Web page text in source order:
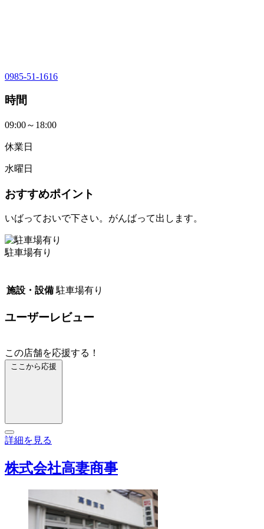
0985-51-1616
時間
09:00～18:00
休業日
水曜日
おすすめポイント
いばっておいで下さい。がんばって出します。
駐車場有り
施設・設備 駐車場有り
ユーザーレビュー
この店舗を応援する！
ここから応援
詳細を見る
株式会社高妻商事